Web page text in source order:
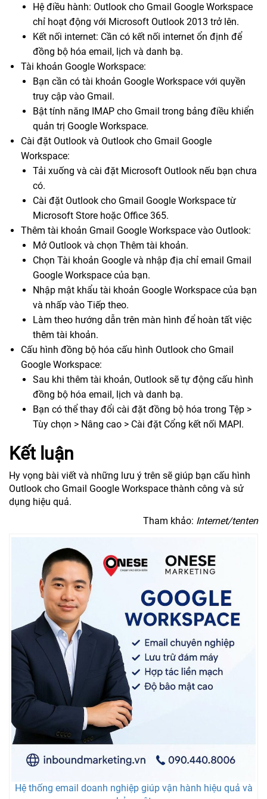
Hệ điều hành: Outlook cho Gmail Google Workspace
chỉ hoạt động với Microsoft Outlook 2013 trở lên.
Kết nối internet: Cần có kết nối internet ổn định để
đồng bộ hóa email, lịch và danh bạ.
Tài khoản Google Workspace:
Bạn cần có tài khoản Google Workspace với quyền
truy cập vào Gmail.
Bật tính năng IMAP cho Gmail trong bảng điều khiển
quản trị Google Workspace.
Cài đặt Outlook và Outlook cho Gmail Google
Workspace:
Tải xuống và cài đặt Microsoft Outlook nếu bạn chưa
có.
Cài đặt Outlook cho Gmail Google Workspace từ
Microsoft Store hoặc Office 365.
Thêm tài khoản Gmail Google Workspace vào Outlook:
Mở Outlook và chọn Thêm tài khoản.
Chọn Tài khoản Google và nhập địa chỉ email Gmail
Google Workspace của bạn.
Nhập mật khẩu tài khoản Google Workspace của bạn
và nhấp vào Tiếp theo.
Làm theo hướng dẫn trên màn hình để hoàn tất việc
thêm tài khoản.
Cấu hình đồng bộ hóa cấu hình Outlook cho Gmail
Google Workspace:
Sau khi thêm tài khoản, Outlook sẽ tự động cấu hình
đồng bộ hóa email, lịch và danh bạ.
Bạn có thể thay đổi cài đặt đồng bộ hóa trong Tệp >
Tùy chọn > Nâng cao > Cài đặt Cổng kết nối MAPI.
Kết luận
Hy vọng bài viết và những lưu ý trên sẽ giúp bạn cấu hình
Outlook cho Gmail Google Workspace thành công và sử
dụng hiệu quả.
Tham khảo: Internet/tenten
Hệ thống email doanh nghiệp giúp vận hành hiệu quả và